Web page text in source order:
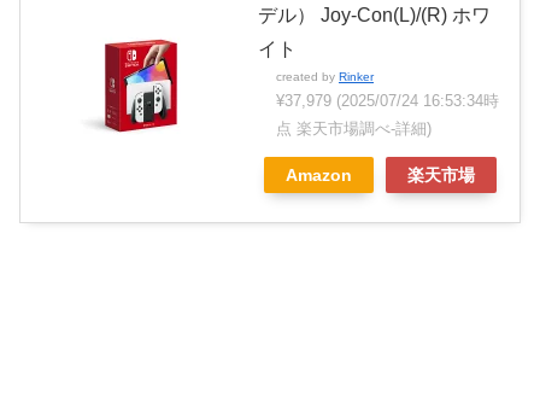
デル） Joy-Con(L)/(R) ホワ
イト
created by Rinker
¥37,979 (2025/07/24 16:53:34時
点 楽天市場調べ-詳細)
Amazon 楽天市場